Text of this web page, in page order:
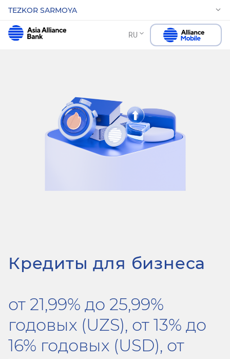
TEZKOR SARMOYA
RU
Кредиты для бизнеса
от 21,99% до 25,99%
годовых (UZS), от 13% до
16% годовых (USD), от